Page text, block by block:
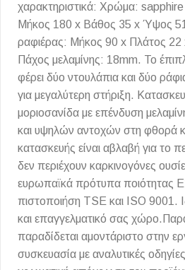
χαρακτηριστικά: Χρώμα: sapphire
Μήκος 180 x Βάθος 35 x Ύψος 51
ραφιέρας: Μήκος 90 x Πλάτος
Πάχος μελαμίνης: 18mm. Το
φέρει δύο ντουλάπια και δύο
για μεγαλύτερη στήριξη.
μοριοσανίδα με επένδυση
και υψηλών αντοχών στη φθορά
κατασκευής είναι αβλαβή για το
δεν περιέχουν καρκινογόνες
ευρωπαϊκά πρότυπα ποιότητας
πιστοποιήση TSE και ISO 9001.
και επαγγελματικό σας
παραδίδεται αμοντάριστο στην
συσκευασία με αναλυτικές